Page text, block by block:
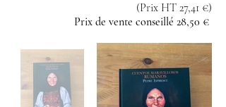
(Prix HT 27,41 €)
Prix de vente conseillé 28,50 €